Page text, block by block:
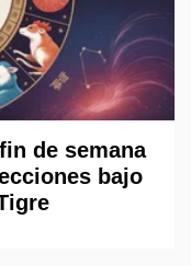
de semana
bajo